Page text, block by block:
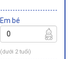
Em bé
(dưới 2 tuổi)